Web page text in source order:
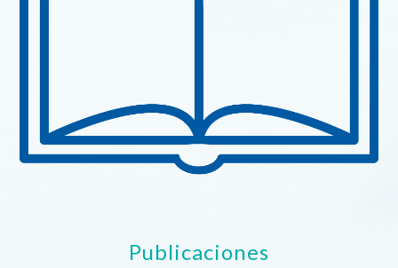
Publicaciones